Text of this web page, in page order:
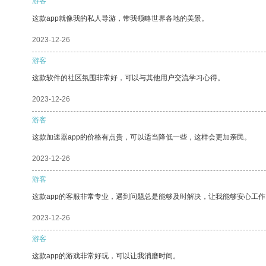
这款app就像我的私人导游，带我领略世界各地的美景。
2023-12-26
游客
这款软件的社区氛围非常好，可以与其他用户交流学习心得。
2023-12-26
游客
这款加速器app的价格有点贵，可以适当降低一些，这样会更加亲民。
2023-12-26
游客
这款app的客服非常专业，遇到问题总是能够及时解决，让我能够安心工
2023-12-26
游客
这款app的游戏非常好玩，可以让我消磨时间。